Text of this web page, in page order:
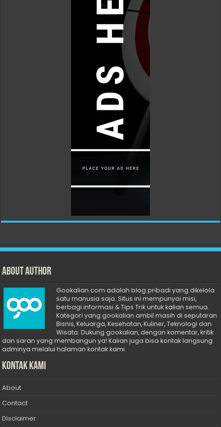
About Author
Gookalian.com adalah blog pribadi yang dikelola
satu manusia saja. Situs ini mempunyai misi,
berbagi informasi & Tips Trik untuk kalian semua.
Kategori yang gookalian ambil masih di seputaran
Bisnis, Keluarga, Kesehatan, Kuliner, Teknologi dan
Wisata. Dukung gookalian, dengan komentar, kritik
dan saran yang membangun ya! Kalian juga bisa kontak langsung
adminya melalui halaman kontak kami.
Kontak Kami
About
Contact
Disclaimer